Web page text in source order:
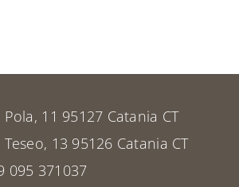
Pola, 11 95127 Catania CT
Teseo, 13 95126 Catania CT
095 371037